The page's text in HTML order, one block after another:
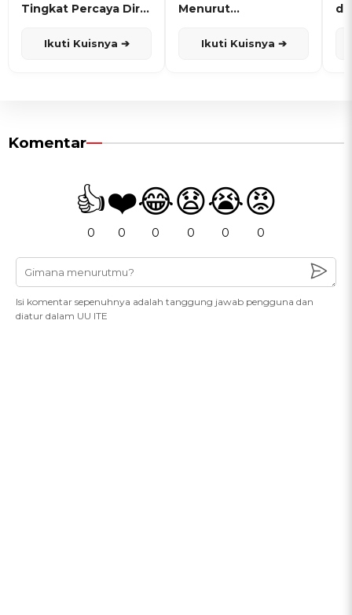
Tingkat Percaya Diri
Ikuti Kuisnya ➔
Menurut
Ikuti Kuisnya ➔
Komentar
👍
0
❤️
0
😂
0
😧
0
😭
0
😡
0
Isi komentar sepenuhnya adalah tanggung jawab pengguna dan
diatur dalam UU ITE